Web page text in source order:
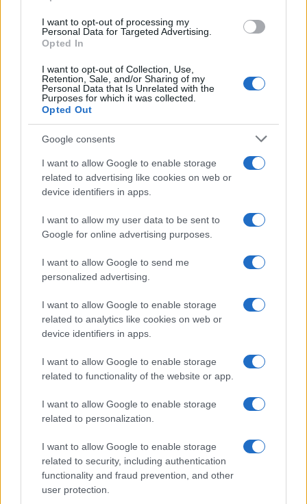
consent section.
I want to opt-out of processing my
Personal Data for Targeted Advertising.
Opted In
I want to opt-out of Collection, Use,
Retention, Sale, and/or Sharing of my
Personal Data that Is Unrelated with the
Purposes for which it was collected.
Opted Out
Google consents
I want to allow Google to enable storage
related to advertising like cookies on web or
device identifiers in apps.
I want to allow my user data to be sent to
Google for online advertising purposes.
I want to allow Google to send me
personalized advertising.
I want to allow Google to enable storage
related to analytics like cookies on web or
device identifiers in apps.
I want to allow Google to enable storage
related to functionality of the website or app.
I want to allow Google to enable storage
related to personalization.
I want to allow Google to enable storage
related to security, including authentication
functionality and fraud prevention, and other
user protection.